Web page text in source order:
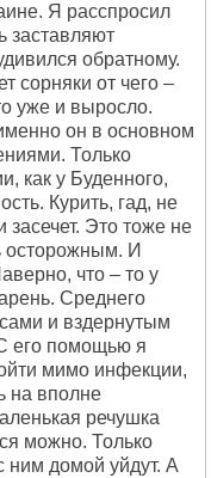
Я расспросил
заставляют
обратному.
сорняки от чего –
уже и выросло.
он в основном
Только
как у Буденного,
Курить, гад, не
Это тоже не
осторожным. И
что – то у
Среднего
и вздернутым
его помощью я
мимо инфекции,
на вполне
речушка
можно. Только
ним домой уйдут. А